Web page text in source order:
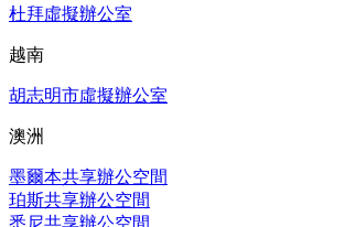
杜拜虛擬辦公室
越南
胡志明市虛擬辦公室
澳洲
墨爾本共享辦公空間
珀斯共享辦公空間
悉尼共享辦公空間